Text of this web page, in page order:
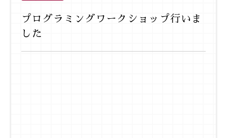
プログラミングワークショップ行いま
した